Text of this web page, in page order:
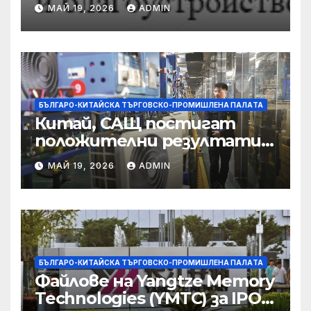
съсредоточи върху
борбата с
корпоративната
престъпност
МАЙ 19, 2026 ADMIN
БЪЛГАРО-КИТАЙСКА ТЪРГОВСКО-ПРОМИШЛЕНА ПАЛAТА
Китай, САЩ постигат
положителни резултати в
икономическите и
търговски консултации:
министерство
МАЙ 19, 2026 ADMIN
БЪЛГАРО-КИТАЙСКА ТЪРГОВСКО-ПРОМИШЛЕНА ПАЛAТА
Файлове на Yangtze Memory
Technologies (YMTC) за IPO